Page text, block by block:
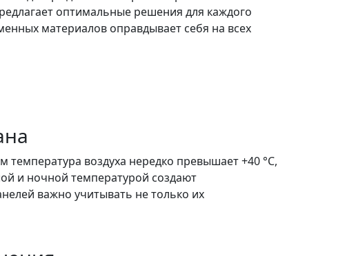
оптимальные решения для каждого
материалов оправдывает себя на всех
воздуха нередко превышает +40 °C,
и ночной температурой создают
важно учитывать не только их